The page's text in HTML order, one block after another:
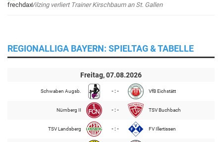
Vilzing verliert Trainer Kirschbaum an St. Gallen
REGIONALLIGA BAYERN: SPIELTAG & TABELLE
Freitag, 07.08.2026
Schwaben Augsb. - : - VfB Eichstätt
Nürnberg II - : - TSV Buchbach
TSV Landsberg - : - FV Illertissen